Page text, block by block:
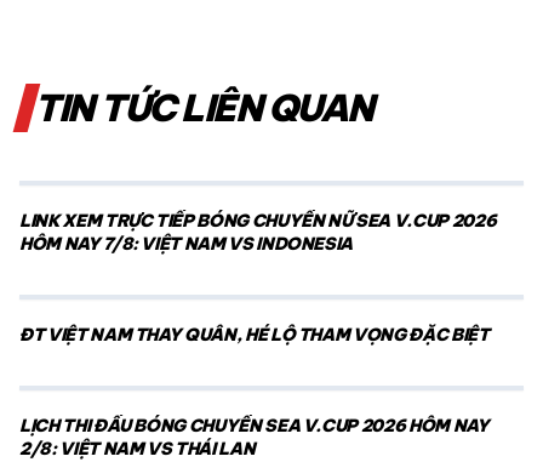
TIN TỨC LIÊN QUAN
LINK XEM TRỰC TIẾP BÓNG CHUYỀN NỮ SEA V.CUP 2026
HÔM NAY 7/8: VIỆT NAM VS INDONESIA
ĐT VIỆT NAM THAY QUÂN, HÉ LỘ THAM VỌNG ĐẶC BIỆT
LỊCH THI ĐẤU BÓNG CHUYỀN SEA V.CUP 2026 HÔM NAY
2/8: VIỆT NAM VS THÁI LAN